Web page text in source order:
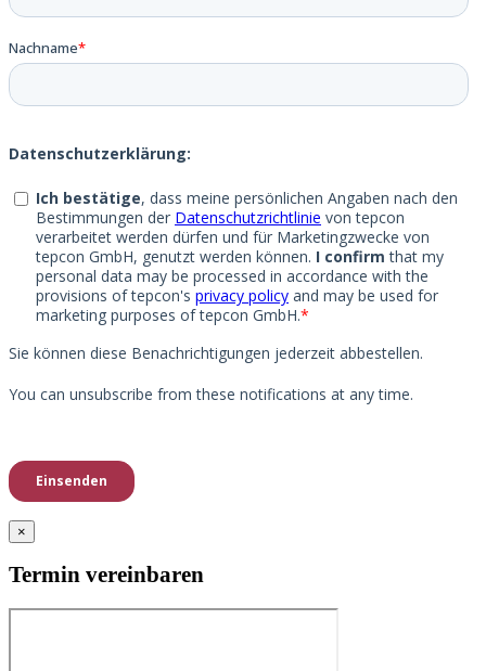
×
Termin vereinbaren